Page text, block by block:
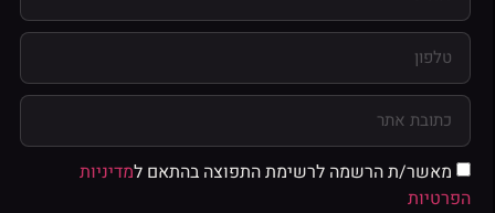
רזי דולב
מייסד Razi Interactive
כל המאמרים שלי
מאשר/ת הרשמה לרשימת התפוצה בהתאם למדיניות
הפרטיות